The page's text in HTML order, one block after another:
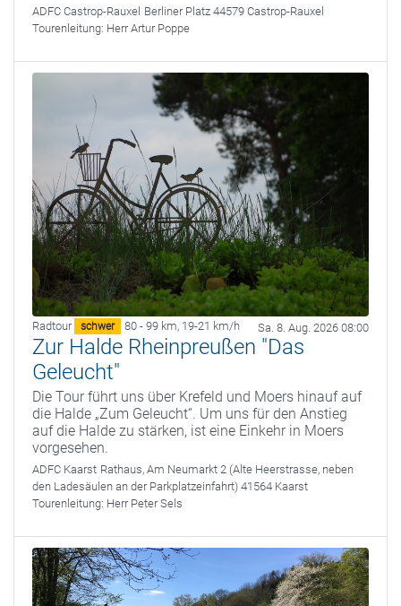
ADFC Castrop-Rauxel Berliner Platz 44579 Castrop-Rauxel
Tourenleitung: Herr Artur Poppe
Radtour schwer 80 - 99 km, 19-21 km/h Sa. 8. Aug. 2026 08:00
Zur Halde Rheinpreußen "Das
Geleucht"
Die Tour führt uns über Krefeld und Moers hinauf auf
die Halde „Zum Geleucht“. Um uns für den Anstieg
auf die Halde zu stärken, ist eine Einkehr in Moers
vorgesehen.
ADFC Kaarst Rathaus, Am Neumarkt 2 (Alte Heerstrasse, neben
den Ladesäulen an der Parkplatzeinfahrt) 41564 Kaarst
Tourenleitung: Herr Peter Sels